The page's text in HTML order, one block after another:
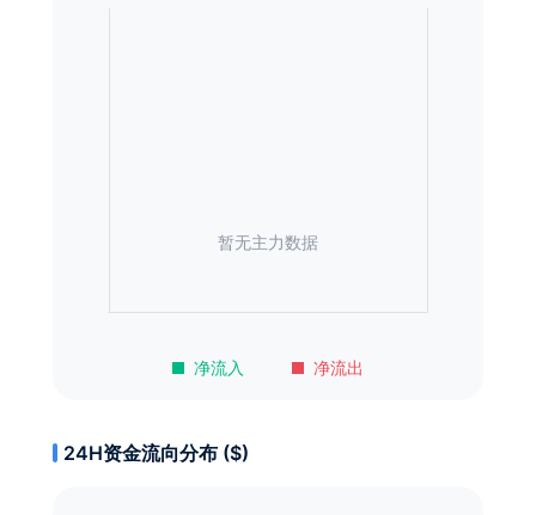
净流入 净流出
暂无主力数据
24H资金流向分布 ($)